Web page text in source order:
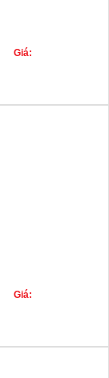
Giá:
Giá: